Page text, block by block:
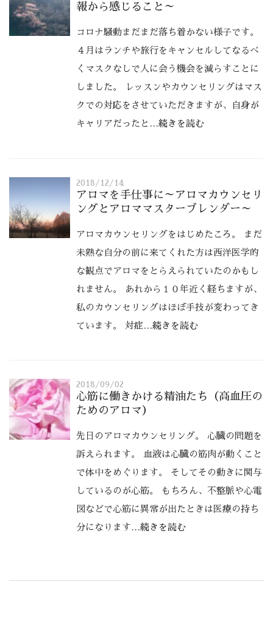
報から感じること～
コロナ騒動まだまだ落ち着かない様子です。
４月はランチや旅行をキャンセルしてなるべ
くマスクなしで人に会う機会を減らすことに
しました。 レッスンやカウンセリングはマス
クでの対応をさせていただきますが、自身が
キャリアだったと …続きを読む
2018/12/14
アロマを手仕事に～アロマカウンセリ
ングとアロママスターブレンダー～
アロマカウンセリングをはじめたころ。 まだ
未熟な自分の前に来てくれた方は西洋医学的
な観点でアロマをとらえられていたのかもし
れません。 あれから１０年近く経ちますが、
私のカウンセリングはほぼ手技が変わってき
ています。 対症 …続きを読む
2018/09/02
心筋に働きかける精油たち（高血圧の
ためのアロマ）
先日のアロマカウンセリング。 心臓の問題を
訴えられます。 血液は心臓の筋肉が動くこと
で体中をめぐります。 そしてその動きに関与
しているのが心筋。 もちろん、不整脈や心電
図などで心筋に異常が出たときは医療の持ち
分になります …続きを読む